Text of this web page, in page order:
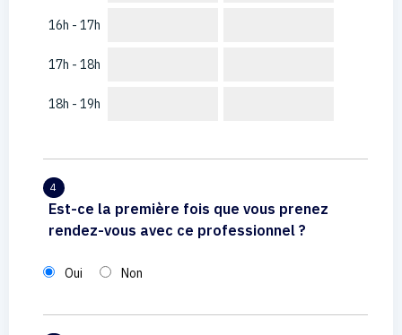
16h - 17h
17h - 18h
18h - 19h
4
Est-ce la première fois que vous prenez
rendez-vous avec ce professionnel ?
Oui Non